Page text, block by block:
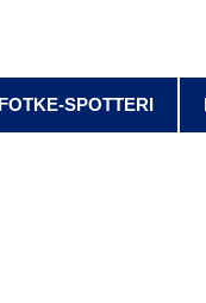
FOTKE-SPOTTERI